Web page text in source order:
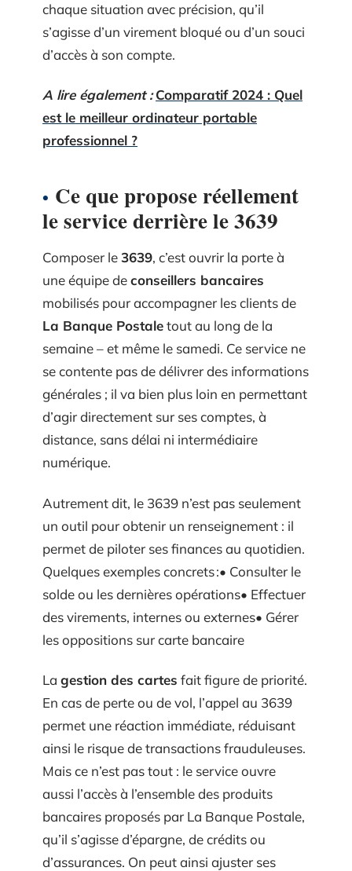
chaque situation avec précision, qu’il
s’agisse d’un virement bloqué ou d’un souci
d’accès à son compte.
A lire également : Comparatif 2024 : Quel
est le meilleur ordinateur portable
professionnel ?
Ce que propose réellement
le service derrière le 3639
Composer le3639, c’est ouvrir la porte à
une équipe deconseillers bancaires
mobilisés pour accompagner les clients de
La Banque Postaletout au long de la
semaine – et même le samedi. Ce service ne
se contente pas de délivrer des informations
générales ; il va bien plus loin en permettant
d’agir directement sur ses comptes, à
distance, sans délai ni intermédiaire
numérique.
Autrement dit, le 3639 n’est pas seulement
un outil pour obtenir un renseignement : il
permet de piloter ses finances au quotidien.
Quelques exemples concrets :• Consulter le
solde ou les dernières opérations• Effectuer
des virements, internes ou externes• Gérer
les oppositions sur carte bancaire
La gestion des cartes fait figure de priorité.
En cas de perte ou de vol, l’appel au 3639
permet une réaction immédiate, réduisant
ainsi le risque de transactions frauduleuses.
Mais ce n’est pas tout : le service ouvre
aussi l’accès à l’ensemble des produits
bancaires proposés par La Banque Postale,
qu’il s’agisse d’épargne, de crédits ou
d’assurances. On peut ainsi ajuster ses